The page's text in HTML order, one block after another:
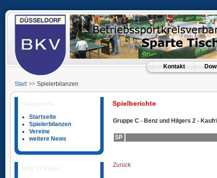
Kontakt
Start Spielerbilanzen
Startseite
Spielerbilanzen
Vereine
weitere News
Spielberichte
Gruppe C - Benz und Hilgers 2 -
SP
Zurück